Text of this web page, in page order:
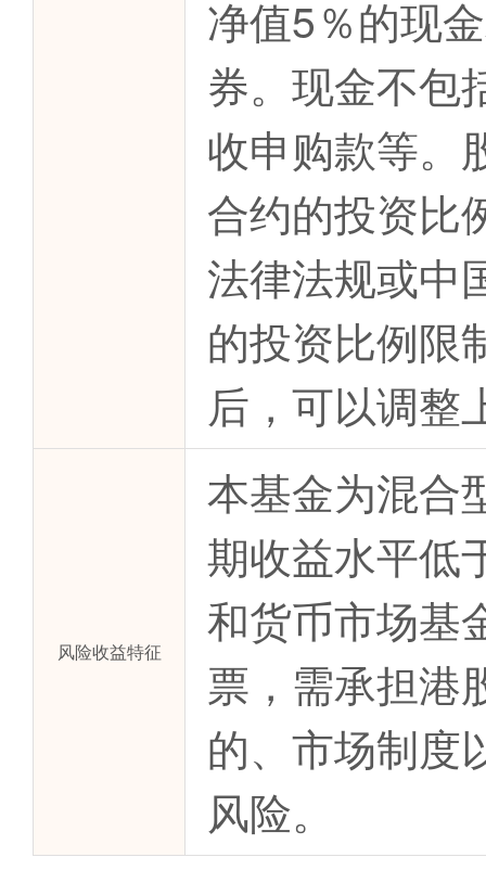
净值5％的现
券。现金不包
收申购款等。
合约的投资比
法律法规或中
的投资比例限
后，可以调整
风险收益特征
本基金为混合
期收益水平低
和货币市场基
票，需承担港
的、市场制度
风险。